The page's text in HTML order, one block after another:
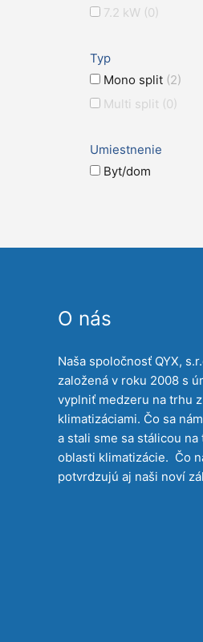
7.2 kW (0)
Typ
Mono split (2)
Multi split (0)
Umiestnenie
Byt/dom
O nás
Naša spoločnosť QYX,
založená v roku 2008 s
vyplniť medzeru na trhu z
klimatizáciami. Čo sa
a stali sme sa stálicou na
oblasti klimatizácie. Čo
potvrdzujú aj naši noví